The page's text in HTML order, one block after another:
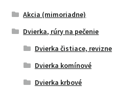
Akcia (mimoriadne)
Dvierka, rúry na pečenie
Dvierka čistiace, revizne
Dvierka komínové
Dvierka krbové